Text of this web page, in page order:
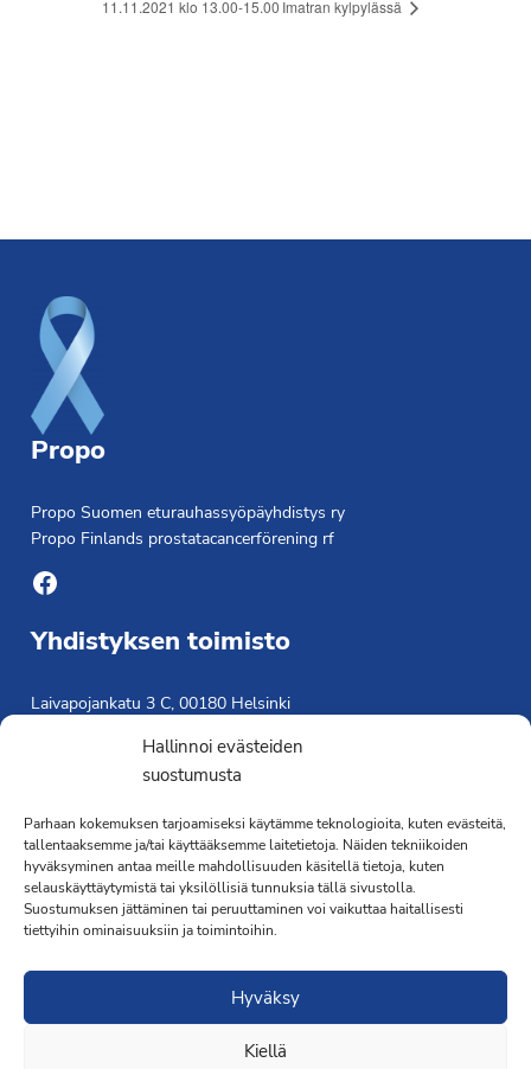
Hallinnoi evästeiden
suostumusta
Parhaan kokemuksen tarjoamiseksi käytämme teknologioita, kuten evästeitä,
tallentaaksemme ja/tai käyttääksemme laitetietoja. Näiden tekniikoiden
hyväksyminen antaa meille mahdollisuuden käsitellä tietoja, kuten
selauskäyttäytymistä tai yksilöllisiä tunnuksia tällä sivustolla.
Suostumuksen jättäminen tai peruuttaminen voi vaikuttaa haitallisesti
tiettyihin ominaisuuksiin ja toimintoihin.
Hyväksy
Kiellä
11.11.2021 klo 13.00-15.00 Imatran kylpylässä
Propo
Propo Suomen eturauhassyöpäyhdistys ry
Propo Finlands prostatacancerförening rf
Facebook
Yhdistyksen toimisto
Laivapojankatu 3 C, 00180 Helsinki
Saavutettavuusseloste »
Toiminnanjohtaja
Kimmo Järvinen
Terveydenhoitaja
041 501 4176
·Toteutus ja ylläpitoMMD Networks